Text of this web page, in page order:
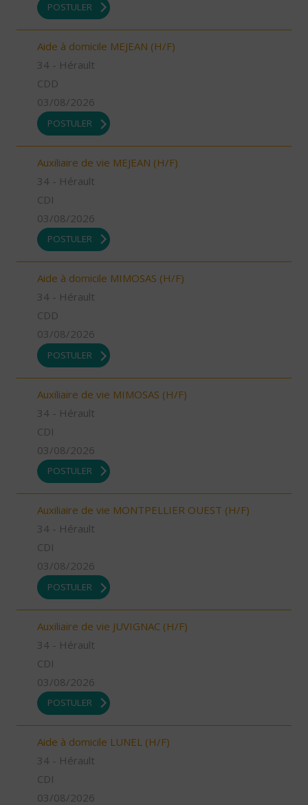
POSTULER
Aide à domicile MEJEAN (H/F)
34 - Hérault
CDD
03/08/2026
POSTULER
Auxiliaire de vie MEJEAN (H/F)
34 - Hérault
CDI
03/08/2026
POSTULER
Aide à domicile MIMOSAS (H/F)
34 - Hérault
CDD
03/08/2026
POSTULER
Auxiliaire de vie MIMOSAS (H/F)
34 - Hérault
CDI
03/08/2026
POSTULER
Auxiliaire de vie MONTPELLIER OUEST (H/F)
34 - Hérault
CDI
03/08/2026
POSTULER
Auxiliaire de vie JUVIGNAC (H/F)
34 - Hérault
CDI
03/08/2026
POSTULER
Aide à domicile LUNEL (H/F)
34 - Hérault
CDI
03/08/2026